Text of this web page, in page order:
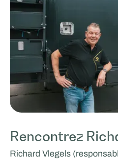
Rencontrez
Richard Vlegels